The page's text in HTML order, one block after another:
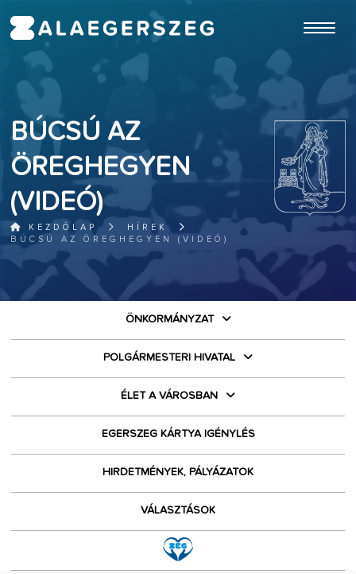
BÚCSÚ AZ
ÖREGHEGYEN
(VIDEÓ)
KEZDŐLAP
HÍREK
BÚCSÚ AZ ÖREGHEGYEN (VIDEÓ)
ÖNKORMÁNYZAT
POLGÁRMESTERI HIVATAL
ÉLET A VÁROSBAN
EGERSZEG KÁRTYA IGÉNYLÉS
HIRDETMÉNYEK, PÁLYÁZATOK
VÁLASZTÁSOK